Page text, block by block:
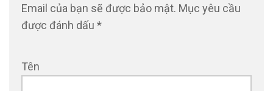
Email của bạn sẽ được bảo mật. Mục yêu cầu
được đánh dấu *
Tên